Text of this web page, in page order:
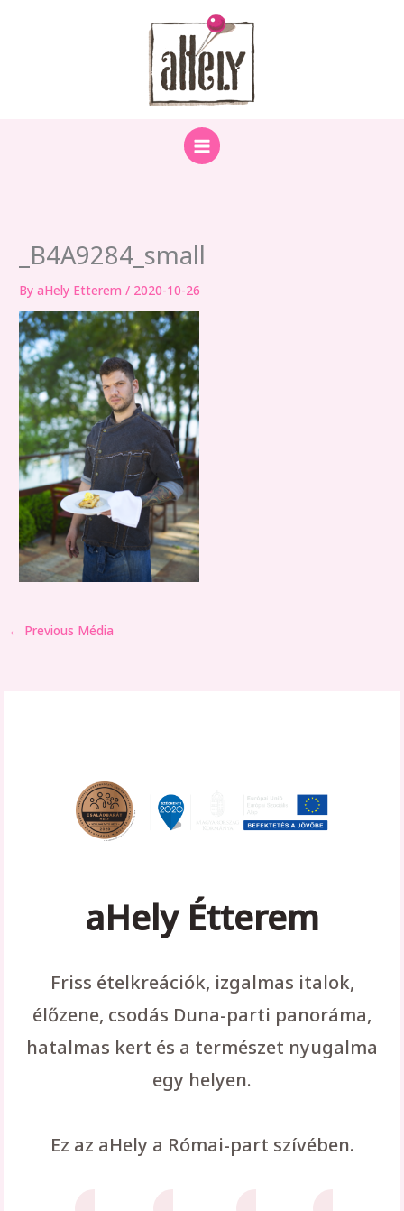
_B4A9284_small
ByaHely Etterem/ 2020-10-26
← Previous Média
aHely Étterem
Friss ételkreációk, izgalmas italok,
élőzene, csodás Duna-parti panoráma,
hatalmas kert és a természet nyugalma
egy helyen.
Ez az aHely a Római-part szívében.